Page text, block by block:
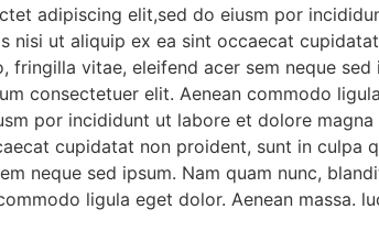
adipiscing elit,sed do eiusm por
nisi ut aliquip ex ea sint occaecat
fringilla vitae, eleifend acer sem neque
consectetuer elit. Aenean commodo
por incididunt ut labore et dolore
cupidatat non proident, sunt in culpa
neque sed ipsum. Nam quam nunc,
ligula eget dolor. Aenean massa.